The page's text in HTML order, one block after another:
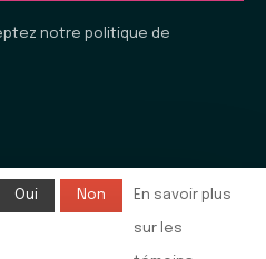
notre politique de
Rimouski
- Tous droits
par
l'agence e-commerce
Oui Non En savoir plus
sur les